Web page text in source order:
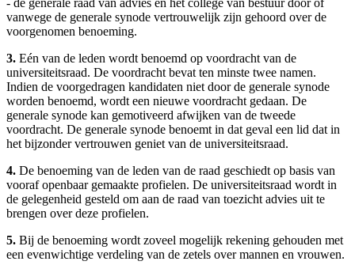
vanwege de generale synode vertrouwelijk zijn gehoord over de
voorgenomen benoeming.
3. Eén van de leden wordt benoemd op voordracht van de
universiteitsraad. De voordracht bevat ten minste twee namen.
Indien de voorgedragen kandidaten niet door de generale synode
worden benoemd, wordt een nieuwe voordracht gedaan. De
generale synode kan gemotiveerd afwijken van de tweede
voordracht. De generale synode benoemt in dat geval een lid dat in
het bijzonder vertrouwen geniet van de universiteitsraad.
4. De benoeming van de leden van de raad geschiedt op basis van
vooraf openbaar gemaakte profielen. De universiteitsraad wordt in
de gelegenheid gesteld om aan de raad van toezicht advies uit te
brengen over deze profielen.
5. Bij de benoeming wordt zoveel mogelijk rekening gehouden met
een evenwichtige verdeling van de zetels over mannen en vrouwen.